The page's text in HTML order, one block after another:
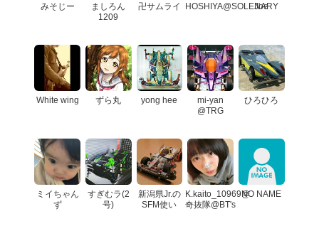
みそじー
ましろん
1209
卍サムライ HOSHIYA@SOLENARY
Joe
White wing ずら丸 yong hee
mi-yan
@TRG
ひろひろ
ミイちゃん
ず
すぎむラ(2
号)
新潟県Jr.の
SFM使い
K.kaito_10969@
奇抜隊@BT's
NO NAME